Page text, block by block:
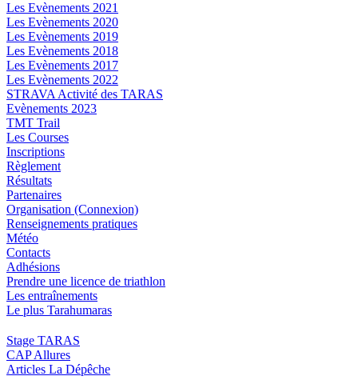
Les Evènements 2021
Les Evènements 2020
Les Evènements 2019
Les Evènements 2018
Les Evènements 2017
Les Evènements 2022
STRAVA Activité des TARAS
Evènements 2023
TMT Trail
Les Courses
Inscriptions
Règlement
Résultats
Partenaires
Organisation (Connexion)
Renseignements pratiques
Météo
Contacts
Adhésions
Prendre une licence de triathlon
Les entraînements
Le plus Tarahumaras
Stage TARAS
CAP Allures
Articles La Dépêche